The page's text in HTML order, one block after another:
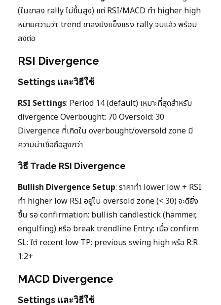
(ในขาลง rally ไม่ขึ้นสูง) แต่ RSI/MACD ทำ higher high
หมายความว่า: trend ขาลงยังแข็งแรง rally จบแล้ว พร้อม
ลงต่อ
RSI Divergence
Settings และวิธีใช้
RSI Settings: Period 14 (default) เหมาะที่สุดสำหรับ
divergence Overbought: 70 Oversold: 30
Divergence ที่เกิดใน overbought/oversold zone มี
ความน่าเชื่อถือสูงกว่า
วิธี Trade RSI Divergence
Bullish Divergence Setup: ราคาทำ lower low + RSI
ทำ higher low RSI อยู่ใน oversold zone (< 30) จะดียิ่ง
ขึ้น รอ confirmation: bullish candlestick (hammer,
engulfing) หรือ break trendline Entry: เมื่อ confirm
SL: ใต้ recent low TP: previous swing high หรือ R:R
1:2+
MACD Divergence
Settings และวิธีใช้